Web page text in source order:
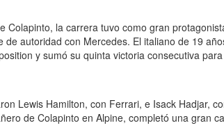
Colapinto, la carrera tuvo como gran
de autoridad con Mercedes. El italiano de 19
y sumó su quinta victoria consecutiva
Lewis Hamilton, con Ferrari, e Isack Hadjar,
de Colapinto en Alpine, completó una gran